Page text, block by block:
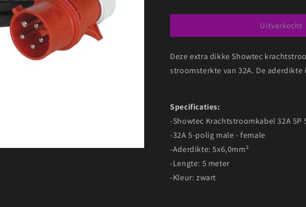
KRACHTSTROOMKABEL
5P
5M
5P
5M
Uitverkocht
Deze extra dikke Showtec
stroomsterkte van 32A. De aderdikte
Specificaties:
-Showtec Krachtstroomkabel 32A 5P
-32A 5-polig male - female
-Aderdikte: 5x6,0mm²
-Lengte: 5 meter
-Kleur: zwart